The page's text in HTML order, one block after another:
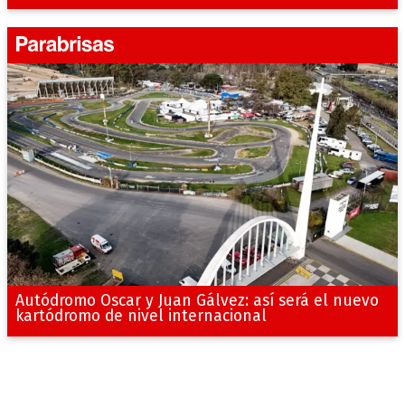
Autódromo Oscar y Juan Gálvez: así será el nuevo
kartódromo de nivel internacional